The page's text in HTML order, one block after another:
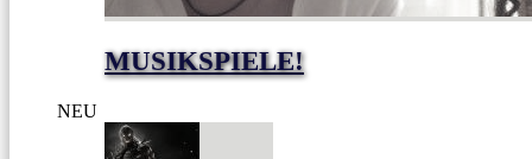
MUSIKSPIELE!
NEU